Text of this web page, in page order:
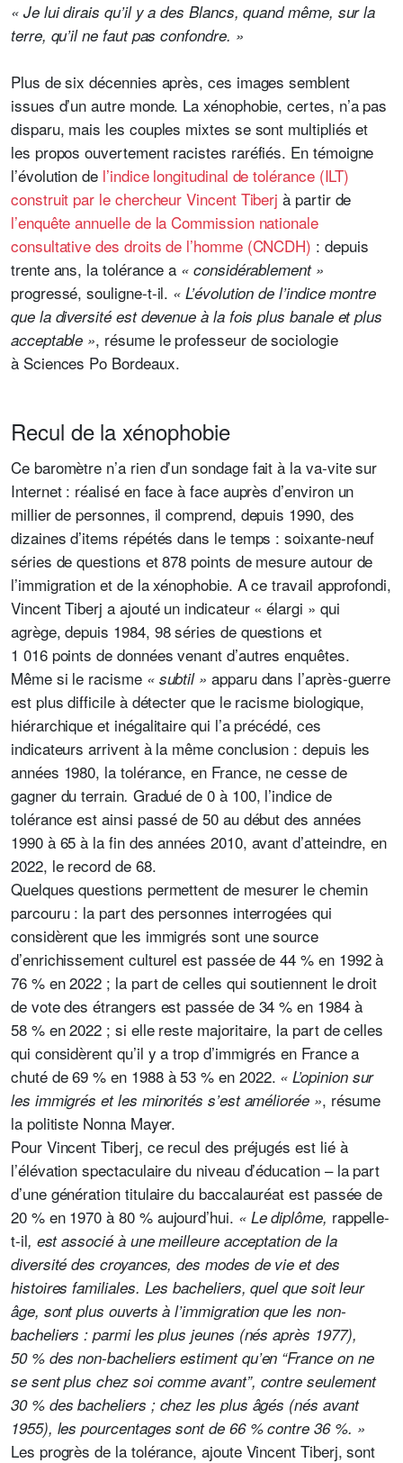
« Je lui dirais qu’il y a des Blancs, quand même, sur la
terre, qu’il ne faut pas confondre. »
Plus de six décennies après, ces images semblent
issues d’un autre monde. La xénophobie, certes, n’a pas
disparu, mais les couples mixtes se sont multipliés et
les propos ouvertement racistes raréfiés. En témoigne
l’évolution de l’indice longitudinal de tolérance (ILT)
construit par le chercheur Vincent Tiberj à partir de
l’enquête annuelle de la Commission nationale
consultative des droits de l’homme (CNCDH) : depuis
trente ans, la tolérance a « considérablement »
progressé, souligne-t-il. « L’évolution de l’indice montre
que la diversité est devenue à la fois plus banale et plus
acceptable », résume le professeur de sociologie
à Sciences Po Bordeaux.
Recul de la xénophobie
Ce baromètre n’a rien d’un sondage fait à la va-vite sur
Internet : réalisé en face à face auprès d’environ un
millier de personnes, il comprend, depuis 1990, des
dizaines d’items répétés dans le temps : soixante-neuf
séries de questions et 878 points de mesure autour de
l’immigration et de la xénophobie. A ce travail approfondi,
Vincent Tiberj a ajouté un indicateur « élargi » qui
agrège, depuis 1984, 98 séries de questions et
1 016 points de données venant d’autres enquêtes.
Même si le racisme « subtil » apparu dans l’après-guerre
est plus difficile à détecter que le racisme biologique,
hiérarchique et inégalitaire qui l’a précédé, ces
indicateurs arrivent à la même conclusion : depuis les
années 1980, la tolérance, en France, ne cesse de
gagner du terrain. Gradué de 0 à 100, l’indice de
tolérance est ainsi passé de 50 au début des années
1990 à 65 à la fin des années 2010, avant d’atteindre, en
2022, le record de 68.
Quelques questions permettent de mesurer le chemin
parcouru : la part des personnes interrogées qui
considèrent que les immigrés sont une source
d’enrichissement culturel est passée de 44 % en 1992 à
76 % en 2022 ; la part de celles qui soutiennent le droit
de vote des étrangers est passée de 34 % en 1984 à
58 % en 2022 ; si elle reste majoritaire, la part de celles
qui considèrent qu’il y a trop d’immigrés en France a
chuté de 69 % en 1988 à 53 % en 2022. « L’opinion sur
les immigrés et les minorités s’est améliorée », résume
la politiste Nonna Mayer.
Pour Vincent Tiberj, ce recul des préjugés est lié à
l’élévation spectaculaire du niveau d’éducation – la part
d’une génération titulaire du baccalauréat est passée de
20 % en 1970 à 80 % aujourd’hui. « Le diplôme, rappelle-
t-il, est associé à une meilleure acceptation de la
diversité des croyances, des modes de vie et des
histoires familiales. Les bacheliers, quel que soit leur
âge, sont plus ouverts à l’immigration que les non-
bacheliers : parmi les plus jeunes (nés après 1977),
50 % des non-bacheliers estiment qu’en “France on ne
se sent plus chez soi comme avant”, contre seulement
30 % des bacheliers ; chez les plus âgés (nés avant
1955), les pourcentages sont de 66 % contre 36 %. »
Les progrès de la tolérance, ajoute Vincent Tiberj, sont